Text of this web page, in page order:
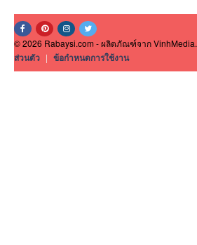
© 2026 Rabaysi.com - ผลิตภัณฑ์จาก VinhMedia.
ส่วนตัว | ข้อกำหนดการใช้งาน